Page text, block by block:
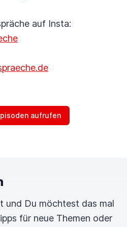
auf Insta:
aufrufen
und Du möchtest das mal
für neue Themen oder